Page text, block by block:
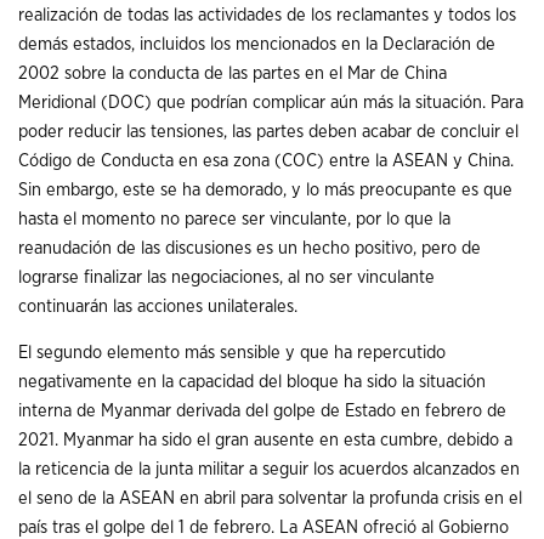
realización de todas las actividades de los reclamantes y todos los
demás estados, incluidos los mencionados en la Declaración de
2002 sobre la conducta de las partes en el Mar de China
Meridional (DOC) que podrían complicar aún más la situación. Para
poder reducir las tensiones, las partes deben acabar de concluir el
Código de Conducta en esa zona (COC) entre la ASEAN y China.
Sin embargo, este se ha demorado, y lo más preocupante es que
hasta el momento no parece ser vinculante, por lo que la
reanudación de las discusiones es un hecho positivo, pero de
lograrse finalizar las negociaciones, al no ser vinculante
continuarán las acciones unilaterales.
El segundo elemento más sensible y que ha repercutido
negativamente en la capacidad del bloque ha sido la situación
interna de Myanmar derivada del golpe de Estado en febrero de
2021. Myanmar ha sido el gran ausente en esta cumbre, debido a
la reticencia de la junta militar a seguir los acuerdos alcanzados en
el seno de la ASEAN en abril para solventar la profunda crisis en el
país tras el golpe del 1 de febrero. La ASEAN ofreció al Gobierno